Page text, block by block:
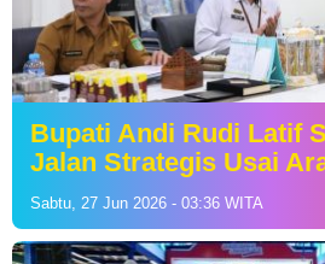
Bupati Andi Rudi Latif
Jalan Strategis Usai
Sabtu, 27 Jun 2026 - 03:36 WITA